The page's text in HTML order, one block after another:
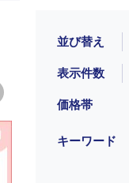
並び替え
表示件数
価格帯
キーワード